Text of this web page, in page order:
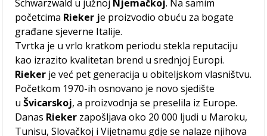
Schwarzwald u južnoj Njemačkoj. Na samim
početcima Rieker je proizvodio obuću za bogate
građane sjeverne Italije.
Tvrtka je u vrlo kratkom periodu stekla reputaciju
kao izrazito kvalitetan brend u srednjoj Europi.
Rieker je već pet generacija u obiteljskom vlasništvu.
Početkom 1970-ih osnovano je novo sjedište
uŠvicarskoj, a proizvodnja se preselila iz Europe.
Danas Rieker zapošljava oko 20 000 ljudi u Maroku,
Tunisu, Slovačkoj i Vijetnamu gdje se nalaze njihova